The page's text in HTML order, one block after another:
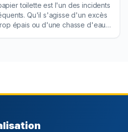
toilette est l'un des incidents
Qu'il s'agisse d'un excès
épais ou d'une chasse d'eau